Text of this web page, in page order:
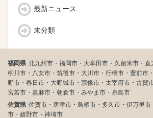
最新ニュース
未分類
福岡県 北九州市・福岡市・大牟田市・久留米市・直
柳川市・八女市・筑後市・大川市・行橋市・豊前市
野市・春日市・大野城市・宗像市・太宰府市・古賀
宮若市・嘉麻市・朝倉市・みやま市・糸島市
佐賀県 佐賀市・唐津市・鳥栖市・多久市・伊万里
市・嬉野市・神埼市